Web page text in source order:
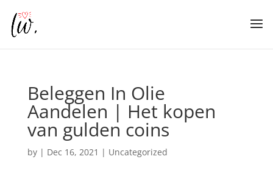
Beleggen In Olie
Aandelen | Het kopen
van gulden coins
by | Dec 16, 2021 | Uncategorized